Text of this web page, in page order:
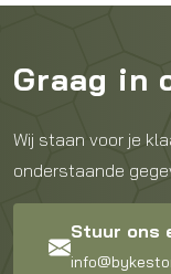
Graag in
Wij staan voor je
onderstaande
Stuur ons